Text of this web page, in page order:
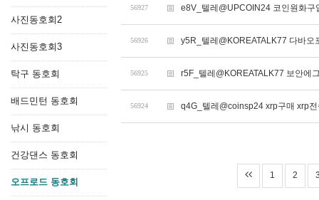
사진동호회2
사진동호회3
탁구 동호회
배드민턴 동호회
낚시 동호회
건강댄스 동호회
오프로드 동호회
56927 e8V_텔레@UPCOIN24 코인원화구
56926 y5R_텔레@KOREATALK77 다바오
56925 r5F_텔레@KOREATALK77 보안에
56924 q4G_텔레@coinsp24 xrp구매 xrp
1 2